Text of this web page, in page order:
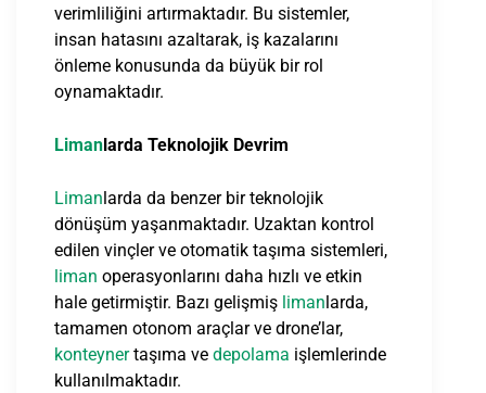
verimliliğini artırmaktadır. Bu sistemler,
insan hatasını azaltarak, iş kazalarını
önleme konusunda da büyük bir rol
oynamaktadır.
Limanlarda Teknolojik Devrim
Limanlarda da benzer bir teknolojik
dönüşüm yaşanmaktadır. Uzaktan kontrol
edilen vinçler ve otomatik taşıma sistemleri,
liman operasyonlarını daha hızlı ve etkin
hale getirmiştir. Bazı gelişmiş limanlarda,
tamamen otonom araçlar ve drone’lar,
konteynertaşıma ve depolama işlemlerinde
kullanılmaktadır.